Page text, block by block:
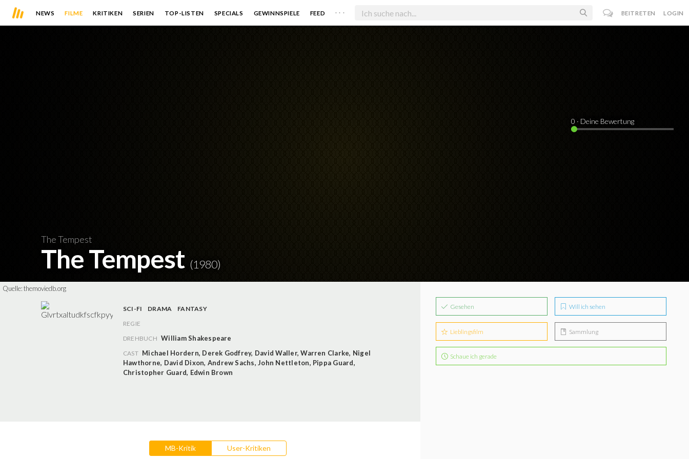
NEWS FILME KRITIKEN SERIEN TOP-LISTEN SPECIALS GEWINNSPIELE FEED . . . BEITRETEN LOGIN
The Tempest
The Tempest (1980)
0 · Deine Bewertung
Quelle:themoviedb.org
SCI-FI DRAMA
FANTASY
REGIE
DREHBUCH William Shakespeare
CAST Michael Hordern, Derek Godfrey, David Waller,Warren Clarke, Nigel
Hawthorne, David Dixon, Andrew Sachs,John Nettleton, Pippa Guard,
Christopher Guard, Edwin Brown
MB-Kritik User-Kritiken
Gesehen Will ich sehen
Lieblingsfilm Sammlung
Schaue ich gerade